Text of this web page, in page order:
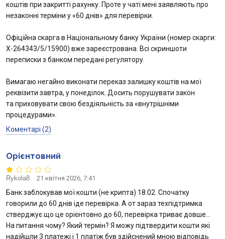
коштів при закритті рахунку. Проте у чаті мені заявляють про
незаконні терміни у «60 днів» для перевірки.
Офіційна скарга в Національному банку України (номер скарги:
Х-264343/5/15900) вже зареєстрована. Всі скриншоти
переписки з банком передані регулятору.
Вимагаю негайно виконати переказ залишку коштів на мої
реквізити завтра, у понеділок. Досить порушувати закон
та приховувати свою бездіяльність за «внутрішніми
процедурами».
Коментарі (2)
Орієнтовний
Rykola8 21 квітня 2026, 7:41
Банк заблокував мої кошти (не крипта) 18.02. Спочатку
говорили до 60 днів іде перевірка. А от зараз техпідтримка
стверджує що це орієнтовно до 60, перевірка триває довше…
На питання чому? Який термін? Я можу підтвердити кошти які
надійшли 3 платежі і 1 платіж був здійснений мною відповідь